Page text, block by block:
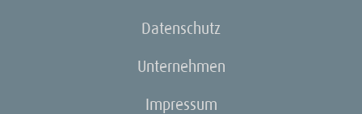
Datenschutz
Unternehmen
Impressum